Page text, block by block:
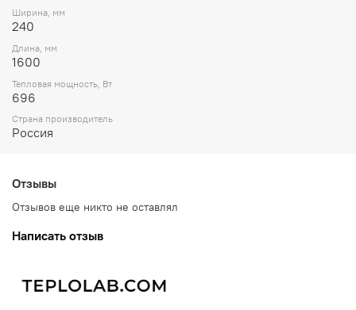
Ширина, мм
240
Длина, мм
1600
Тепловая мощность, Вт
696
Страна производитель
Россия
Отзывы
Отзывов еще никто не оставлял
Написать отзыв